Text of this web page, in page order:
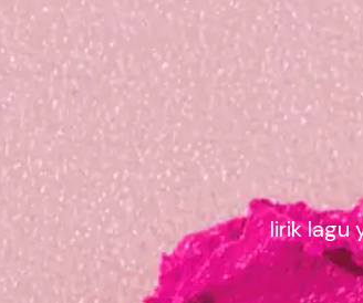
lirik lagu